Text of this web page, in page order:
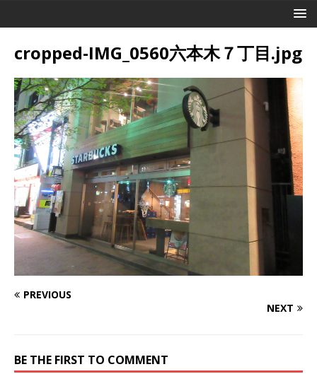
cropped-IMG_0560六本木７丁目.jpg
PREVIOUS
NEXT
BE THE FIRST TO COMMENT